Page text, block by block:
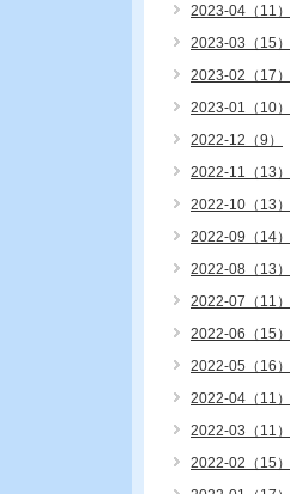
2023-04（11）
2023-03（15）
2023-02（17）
2023-01（10）
2022-12（9）
2022-11（13）
2022-10（13）
2022-09（14）
2022-08（13）
2022-07（11）
2022-06（15）
2022-05（16）
2022-04（11）
2022-03（11）
2022-02（15）